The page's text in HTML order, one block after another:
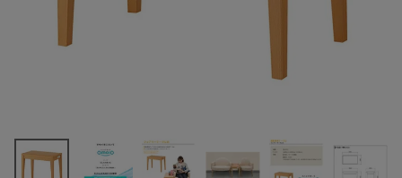
用テーブル
omoio 水上
(税込)